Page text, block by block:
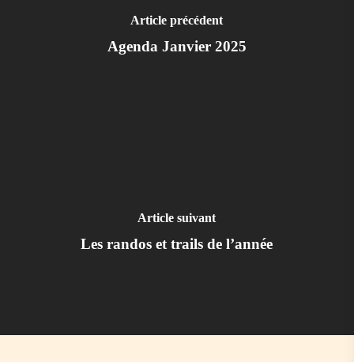
Article précédent
Agenda Janvier 2025
Article suivant
Les randos et trails de l’année